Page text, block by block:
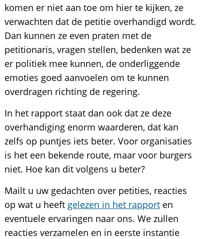
komen er niet aan toe om hier te kijken, ze
verwachten dat de petitie overhandigd wordt.
Dan kunnen ze even praten met de
petitionaris, vragen stellen, bedenken wat ze
er politiek mee kunnen, de onderliggende
emoties goed aanvoelen om te kunnen
overdragen richting de regering.
In het rapport staat dan ook dat ze deze
overhandiging enorm waarderen, dat kan
zelfs op puntjes iets beter. Voor organisaties
is het een bekende route, maar voor burgers
niet. Hoe kan dit volgens u beter?
Mailt u uw gedachten over petities, reacties
op wat u heeft gelezen in het rapporten
eventuele ervaringen naar ons. We zullen
reacties verzamelen en in eerste instantie